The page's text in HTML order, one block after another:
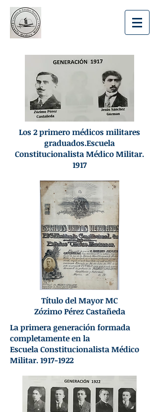
Los 2 primero médicos militares
graduados.Escuela
Constitucionalista Médico Militar.
1917
Título del Mayor MC
Zózimo Pérez Castañeda
La primera generación formada
completamente en la
Escuela Constitucionalista Médico
Militar. 1917-1922